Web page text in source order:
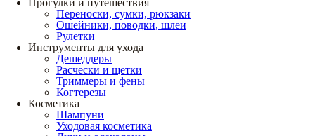
Прогулки и путешествия
Переноски, сумки, рюкзаки
Ошейники, поводки, шлеи
Рулетки
Инструменты для ухода
Дешеддеры
Расчески и щетки
Триммеры и фены
Когтерезы
Косметика
Шампуни
Уходовая косметика